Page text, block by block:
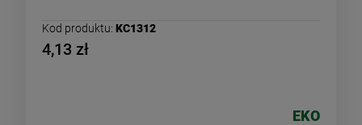
Kod produktu: KC1312
4,13 zł
EKO